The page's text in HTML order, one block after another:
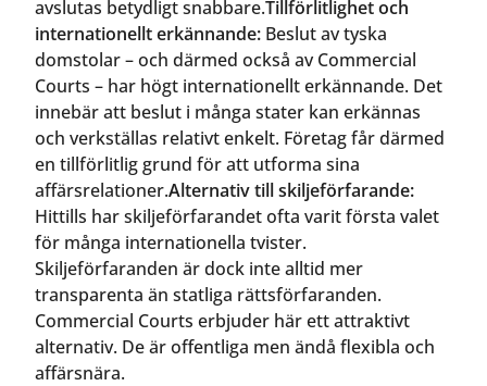
avslutas betydligt snabbare.Tillförlitlighet och
internationellt erkännande: Beslut av tyska
domstolar – och därmed också av Commercial
Courts – har högt internationellt erkännande. Det
innebär att beslut i många stater kan erkännas
och verkställas relativt enkelt. Företag får därmed
en tillförlitlig grund för att utforma sina
affärsrelationer.Alternativ till skiljeförfarande:
Hittills har skiljeförfarandet ofta varit första valet
för många internationella tvister.
Skiljeförfaranden är dock inte alltid mer
transparenta än statliga rättsförfaranden.
Commercial Courts erbjuder här ett attraktivt
alternativ. De är offentliga men ändå flexibla och
affärsnära.